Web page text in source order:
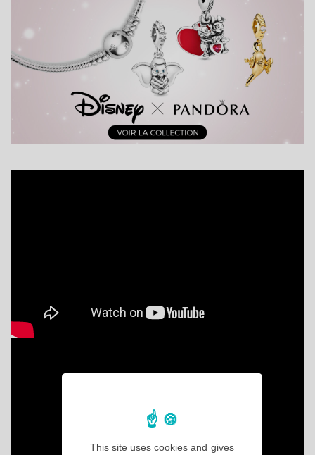
This site uses cookies and gives